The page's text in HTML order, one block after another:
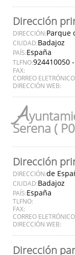
Dirección
DIRECCIÓN:Parque
CIUDAD:Badajoz
PAÍS:España
TLFNO:924410050
FAX:
CORREO
DIRECCIÓN WEB:
A
Serena (
Dirección
DIRECCIÓN:de
CIUDAD:Badajoz
PAÍS:España
TLFNO:
FAX:
CORREO
DIRECCIÓN WEB:
Dirección